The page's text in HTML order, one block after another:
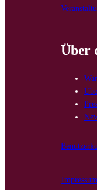
Über
Impressum